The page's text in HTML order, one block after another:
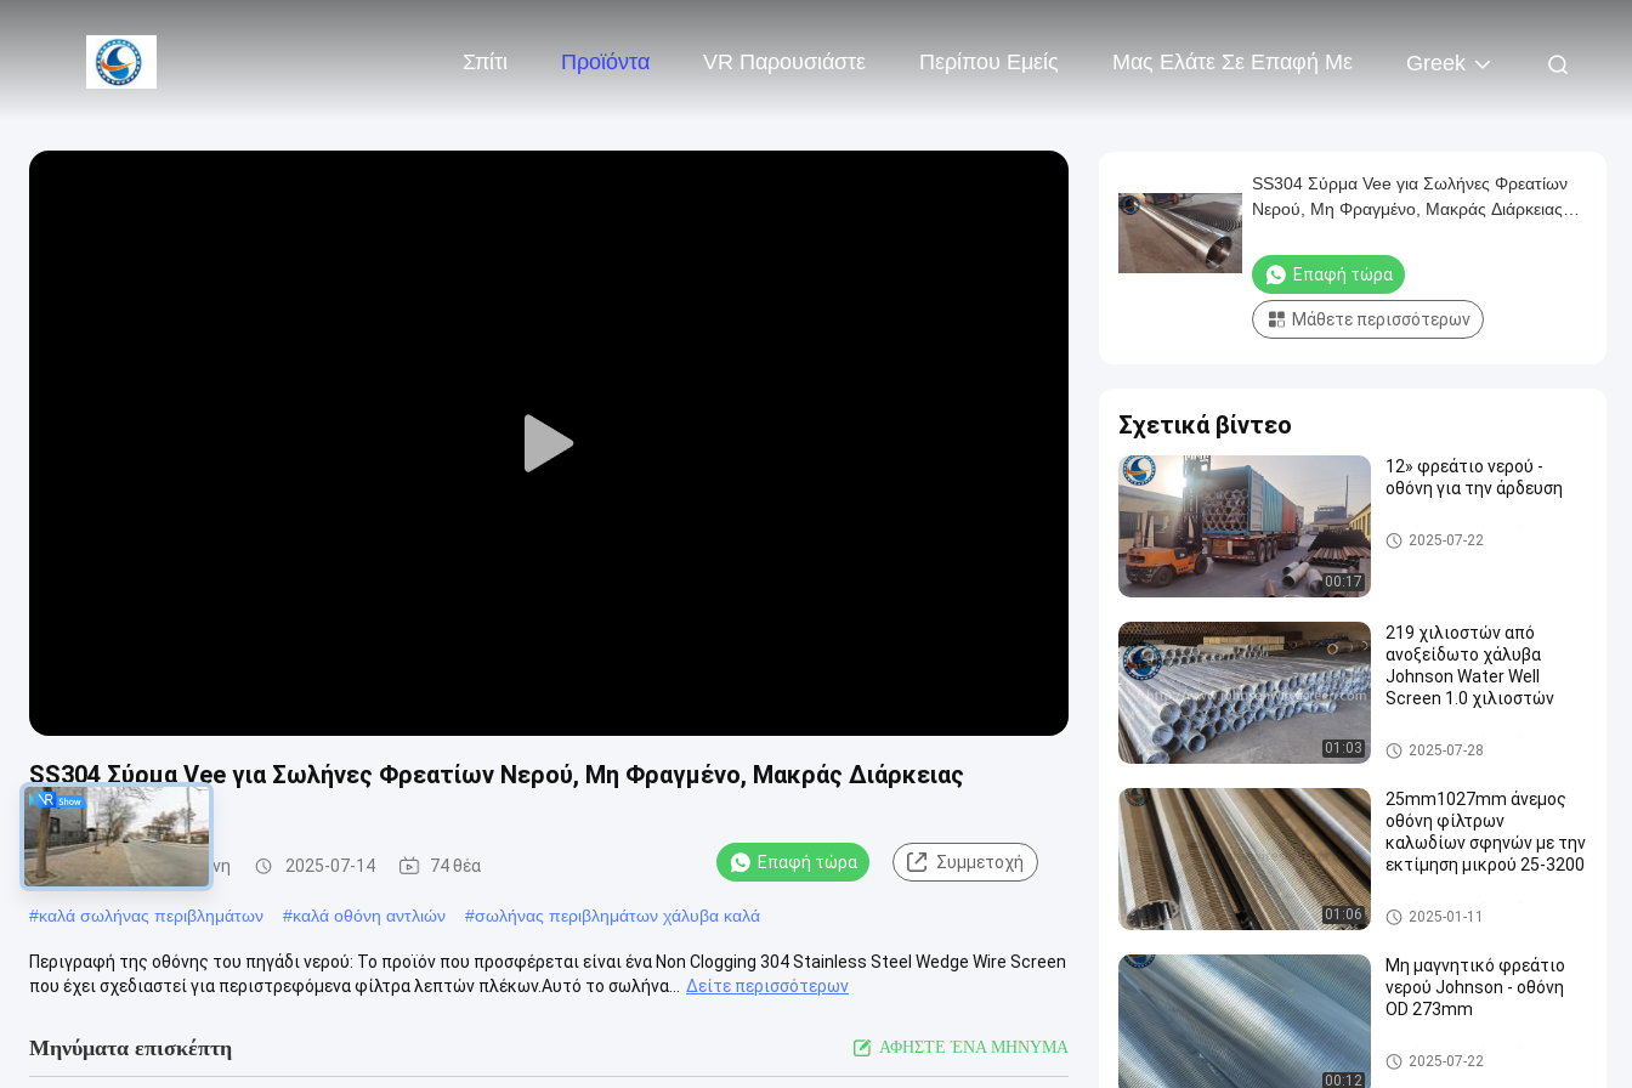
Σπίτι Προϊόντα VR Παρουσιάστε Περίπου Εμείς Μας Ελάτε Σε Επαφή Με Greek
Play
SS304 Σύρμα Vee για Σωλήνες Φρεατίων Νερού, Μη Φραγμένο, Μακράς Διάρκειας
Απόδοση
φρεάτιο νερού - οθόνη 2025-07-14 74 θέα Επαφή τώρα Συμμετοχή
#καλά σωλήνας περιβλημάτων #καλά οθόνη αντλιών #σωλήνας περιβλημάτων χάλυβα καλά
Περιγραφή της οθόνης του πηγάδι νερού: Το προϊόν που προσφέρεται είναι ένα Non Clogging 304 Stainless Steel Wedge Wire Screen
που έχει σχεδιαστεί για περιστρεφόμενα φίλτρα λεπτών πλέκων.Αυτό το σωλήνα...
Δείτε περισσότερων
Μηνύματα επισκέπτη ΑΦΗΣΤΕ ΈΝΑ ΜΗΝΥΜΑ
SS304 Σύρμα Vee για Σωλήνες Φρεατίων
Νερού, Μη Φραγμένο, Μακράς Διάρκειας
Επαφή τώρα
Μάθετε περισσότερων
Σχετικά βίντεο
00:17
12» φρεάτιο νερού -
οθόνη για την άρδευση
φρεάτιο νερού - οθόνη
2025-07-22
01:03
219 χιλιοστών από
ανοξείδωτο χάλυβα
Johnson Water Well
Screen 1.0 χιλιοστών
φρεάτιο νερού - οθόνη
2025-07-28
01:06
25mm1027mm άνεμος
οθόνη φίλτρων
καλωδίων σφηνών με την
εκτίμηση μικρού 25-3200
φρεάτιο νερού - οθόνη
2025-01-11
00:12
Μη μαγνητικό φρεάτιο
νερού Johnson - οθόνη
OD 273mm
φρεάτιο νερού - οθόνη
2025-07-22